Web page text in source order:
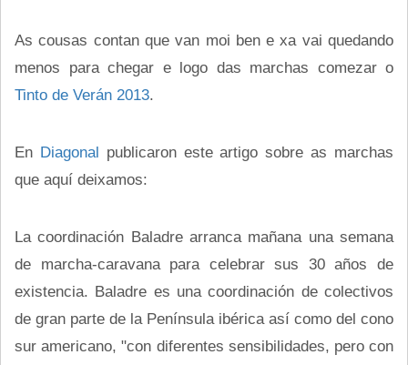
As cousas contan que van moi ben e xa vai quedando
menos para chegar e logo das marchas comezar o
Tinto de Verán 2013.
En Diagonal publicaron este artigo sobre as marchas
que aquí deixamos:
La coordinación Baladre arranca mañana una semana
de marcha-caravana para celebrar sus 30 años de
existencia. Baladre es una coordinación de colectivos
de gran parte de la Península ibérica así como del cono
sur americano, "con diferentes sensibilidades, pero con